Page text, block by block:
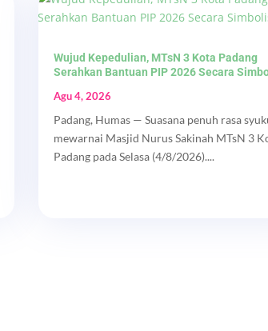
Wujud Kepedulian, MTsN 3 Kota Padang
Serahkan Bantuan PIP 2026 Secara
Agu 4, 2026
Padang, Humas — Suasana penuh rasa
mewarnai Masjid Nurus Sakinah MTsN 3
Padang pada Selasa (4/8/2026)....